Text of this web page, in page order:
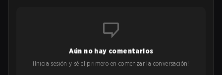
Aún no hay comentarios
¡Inicia sesión y sé el primero en comenzar la conversación!